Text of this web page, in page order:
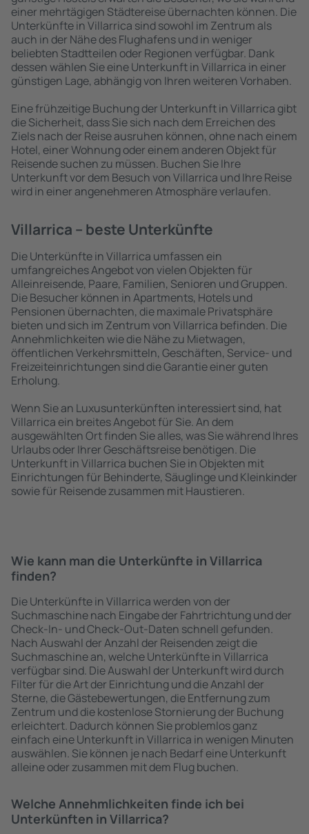
einer mehrtägigen Städtereise übernachten können. Die
Unterkünfte in Villarrica sind sowohl im Zentrum als
auch in der Nähe des Flughafens und in weniger
beliebten Stadtteilen oder Regionen verfügbar. Dank
dessen wählen Sie eine Unterkunft in Villarrica in einer
günstigen Lage, abhängig von Ihren weiteren Vorhaben.
Eine frühzeitige Buchung der Unterkunft in Villarrica gibt
die Sicherheit, dass Sie sich nach dem Erreichen des
Ziels nach der Reise ausruhen können, ohne nach einem
Hotel, einer Wohnung oder einem anderen Objekt für
Reisende suchen zu müssen. Buchen Sie Ihre
Unterkunft vor dem Besuch von Villarrica und Ihre Reise
wird in einer angenehmeren Atmosphäre verlaufen.
Villarrica – beste Unterkünfte
Die Unterkünfte in Villarrica umfassen ein
umfangreiches Angebot von vielen Objekten für
Alleinreisende, Paare, Familien, Senioren und Gruppen.
Die Besucher können in Apartments, Hotels und
Pensionen übernachten, die maximale Privatsphäre
bieten und sich im Zentrum von Villarrica befinden. Die
Annehmlichkeiten wie die Nähe zu Mietwagen,
öffentlichen Verkehrsmitteln, Geschäften, Service- und
Freizeiteinrichtungen sind die Garantie einer guten
Erholung.
Wenn Sie an Luxusunterkünften interessiert sind, hat
Villarrica ein breites Angebot für Sie. An dem
ausgewählten Ort finden Sie alles, was Sie während Ihres
Urlaubs oder Ihrer Geschäftsreise benötigen. Die
Unterkunft in Villarrica buchen Sie in Objekten mit
Einrichtungen für Behinderte, Säuglinge und Kleinkinder
sowie für Reisende zusammen mit Haustieren.
Wie kann man die Unterkünfte in Villarrica
finden?
Die Unterkünfte in Villarrica werden von der
Suchmaschine nach Eingabe der Fahrtrichtung und der
Check-In- und Check-Out-Daten schnell gefunden.
Nach Auswahl der Anzahl der Reisenden zeigt die
Suchmaschine an, welche Unterkünfte in Villarrica
verfügbar sind. Die Auswahl der Unterkunft wird durch
Filter für die Art der Einrichtung und die Anzahl der
Sterne, die Gästebewertungen, die Entfernung zum
Zentrum und die kostenlose Stornierung der Buchung
erleichtert. Dadurch können Sie problemlos ganz
einfach eine Unterkunft in Villarrica in wenigen Minuten
auswählen. Sie können je nach Bedarf eine Unterkunft
alleine oder zusammen mit dem Flug buchen.
Welche Annehmlichkeiten finde ich bei
Unterkünften in Villarrica?